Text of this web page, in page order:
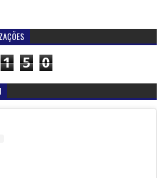
1 5 0